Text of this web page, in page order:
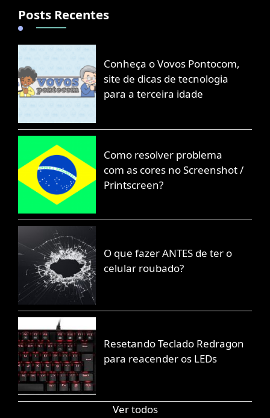
Posts Recentes
Conheça o Vovos Pontocom,
site de dicas de tecnologia
para a terceira idade
Como resolver problema
com as cores no Screenshot /
Printscreen?
O que fazer ANTES de ter o
celular roubado?
Resetando Teclado Redragon
para reacender os LEDs
Ver todos